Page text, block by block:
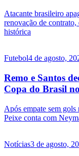
Atacante brasileiro
renovação de
histórica
Futebol4 de agosto,
Remo e Santos
Copa do Brasil
Após empate sem
Peixe conta com
Notícias3 de agosto,